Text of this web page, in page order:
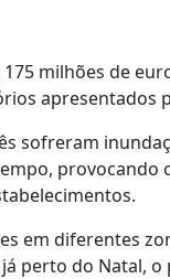
milhões de
apresentados
sofreram
provocando
em diferentes
perto do Natal,